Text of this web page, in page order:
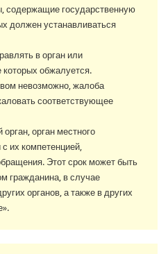
содержащие государственную
должен устанавливаться
в орган или
обжалуется.
невозможно, жалоба
соответствующее
орган местного
их компетенцией,
Этот срок может быть
гражданина, в случае
органов, а также в других